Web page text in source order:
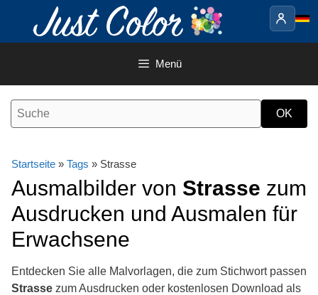
Inhalt
Menü
Startseite » Tags » Strasse
Ausmalbilder von Strasse zum
Ausdrucken und Ausmalen für
Erwachsene
Entdecken Sie alle Malvorlagen, die zum Stichwort passen
Strasse zum Ausdrucken oder kostenlosen Download als